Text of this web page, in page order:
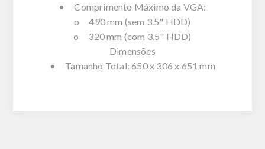
• Comprimento Máximo da VGA:
o 490 mm (sem 3.5" HDD)
o 320 mm (com 3.5" HDD)
Dimensões
• Tamanho Total: 650 x 306 x 651 mm